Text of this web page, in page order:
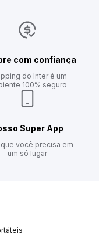
com confiança
do Inter é um
100% seguro
Super App
você precisa em
um só lugar